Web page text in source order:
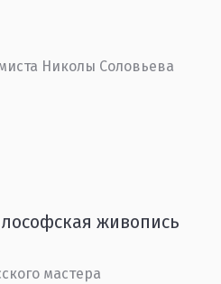
Николы Соловьева
живопись
мастера